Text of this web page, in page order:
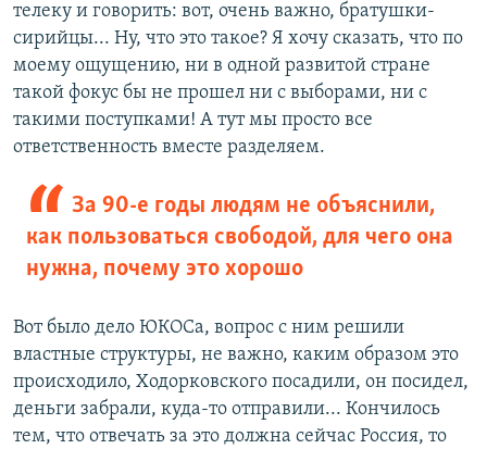
телеку и говорить: вот, очень важно, братушки-
сирийцы... Ну, что это такое? Я хочу сказать, что по
моему ощущению, ни в одной развитой стране
такой фокус бы не прошел ни с выборами, ни с
такими поступками! А тут мы просто все
ответственность вместе разделяем.
За 90-е годы людям не объяснили,
как пользоваться свободой, для чего она
нужна, почему это хорошо
Вот было дело ЮКОСа, вопрос с ним решили
властные структуры, не важно, каким образом это
происходило, Ходорковского посадили, он посидел,
деньги забрали, куда-то отправили... Кончилось
тем, что отвечать за это должна сейчас Россия, то